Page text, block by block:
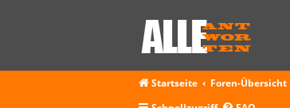
Startseite
Foren-Übersicht